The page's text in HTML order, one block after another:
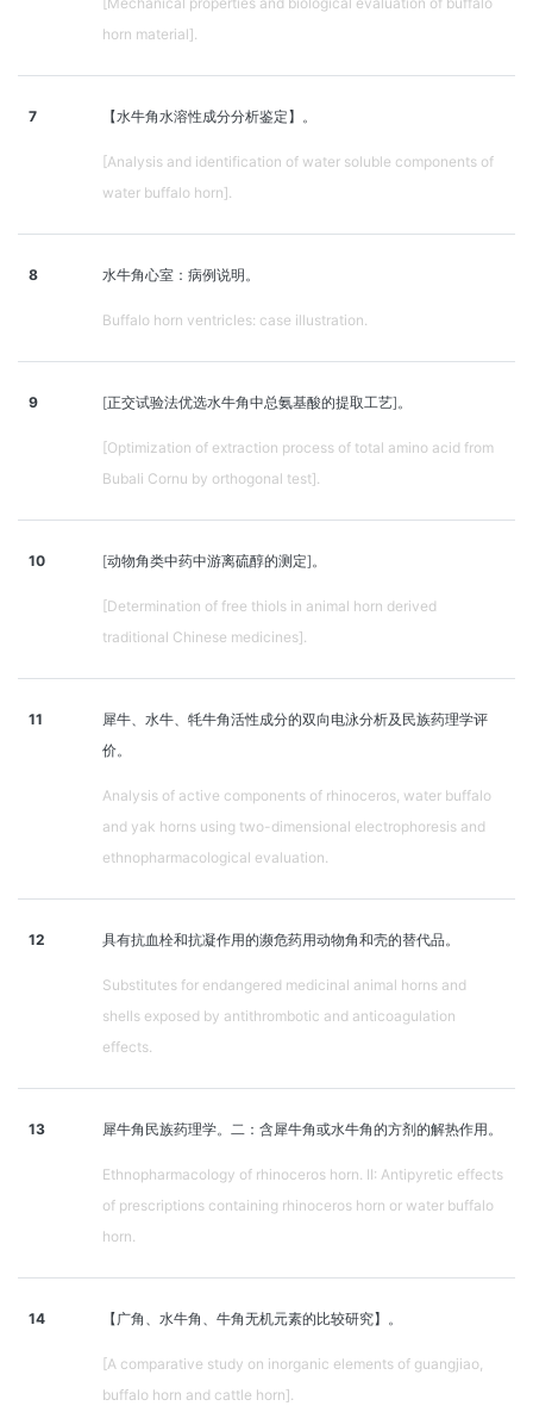
horn material].
7 【水牛角水溶性成分分析鉴定】。
[Analysis and identification of water soluble components of
water buffalo horn].
8 水牛角心室：病例说明。
Buffalo horn ventricles: case illustration.
9 [正交试验法优选水牛角中总氨基酸的提取工艺]。
[Optimization of extraction process of total amino acid from
Bubali Cornu by orthogonal test].
10 [动物角类中药中游离硫醇的测定]。
[Determination of free thiols in animal horn derived
traditional Chinese medicines].
11
犀牛、水牛、牦牛角活性成分的双向电泳分析及民族药理学评
价。
Analysis of active components of rhinoceros, water buffalo
and yak horns using two-dimensional electrophoresis and
ethnopharmacological evaluation.
12 具有抗血栓和抗凝作用的濒危药用动物角和壳的替代品。
Substitutes for endangered medicinal animal horns and
shells exposed by antithrombotic and anticoagulation
effects.
13 犀牛角民族药理学。二：含犀牛角或水牛角的方剂的解热作用。
Ethnopharmacology of rhinoceros horn. II: Antipyretic effects
of prescriptions containing rhinoceros horn or water buffalo
horn.
14 【广角、水牛角、牛角无机元素的比较研究】。
[A comparative study on inorganic elements of guangjiao,
buffalo horn and cattle horn].